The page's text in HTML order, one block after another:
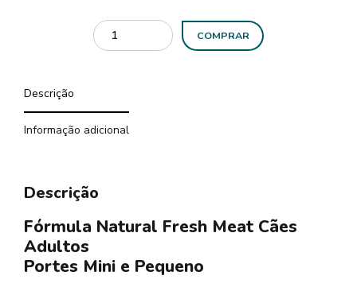
COMPRAR
Descrição
Informação adicional
Descrição
Fórmula Natural Fresh Meat Cães
Adultos
Portes Mini e Pequeno